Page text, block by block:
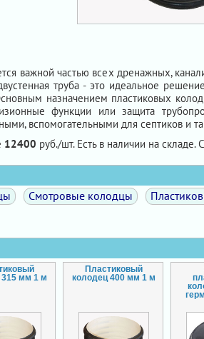
важной частью всех дренажных,
труба - это идеальное
назначением пластиковых
функции или защита
вспомогательными для септиков и
12400 руб./шт. Есть в наличии на
Смотровые колодцы
315 мм 1 м
Пластиковый
колодец 400 мм 1 м